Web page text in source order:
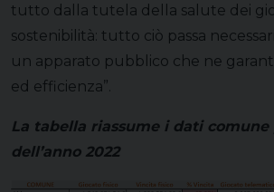
tutto dalla tutela della salute dei
sostenibilità: tutto ciò passa
un apparato pubblico che ne
ed efficienza”.
La tabella riassume i dati comune
dell’anno 2022